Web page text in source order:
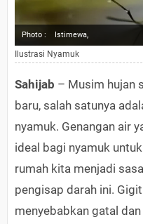
Photo : Istimewa,
Ilustrasi Nyamuk
Sahijab – Musim hujan
baru, salah satunya
nyamuk. Genangan air
ideal bagi nyamuk
rumah kita menjadi
pengisap darah ini.
menyebabkan gatal